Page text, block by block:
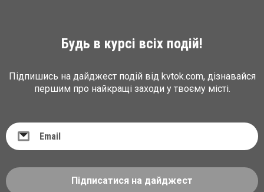
Будь в курсі всіх подій!
Підпишись на дайджест подій від kvtok.com, дізнавайся
першим про найкращі заходи у твоєму місті.
Підписатися на дайджест